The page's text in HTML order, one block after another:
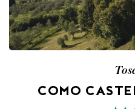
COMO